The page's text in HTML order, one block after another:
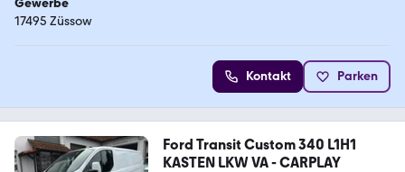
17495 Züssow
Kontakt Parken
Ford Transit Custom 340 L1H1
KASTEN LKW VA - CARPLAY